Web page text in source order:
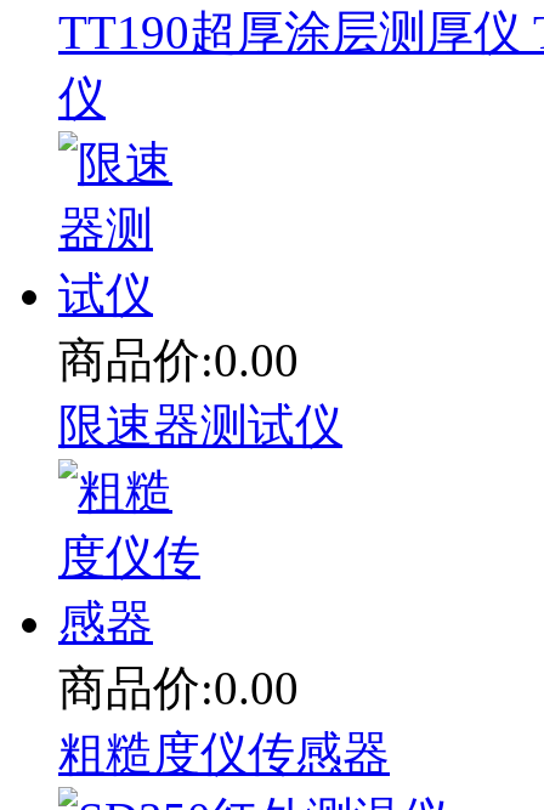
TT190超厚涂层测厚仪
仪
商品价:0.00
限速器测试仪
商品价:0.00
粗糙度仪传感器